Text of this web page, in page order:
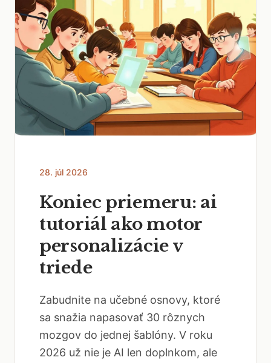
28. júl 2026
Koniec priemeru: ai
tutoriál ako motor
personalizácie v
triede
Zabudnite na učebné osnovy, ktoré
sa snažia napasovať 30 rôznych
mozgov do jednej šablóny. V roku
2026 už nie je AI len doplnkom, ale